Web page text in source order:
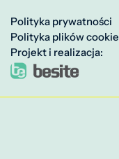
Polityka prywatności
Polityka plików cookie
Projekt i realizacja: